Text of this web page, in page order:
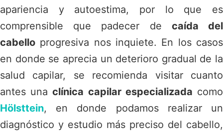
apariencia y autoestima, por lo que es
comprensible que padecer de caída del
cabello progresiva nos inquiete. En los casos
en donde se aprecia un deterioro gradual de la
salud capilar, se recomienda visitar cuanto
antes unaclínica capilar especializada como
Hölsttein, en donde podamos realizar un
diagnóstico y estudio más preciso del cabello,